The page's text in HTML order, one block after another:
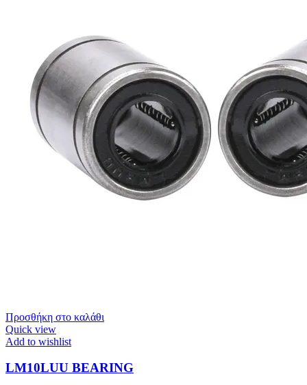
Προσθήκη στο καλάθι
Quick view
Add to wishlist
LM10LUU BEARING